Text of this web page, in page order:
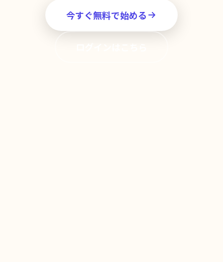
今すぐ無料で始める